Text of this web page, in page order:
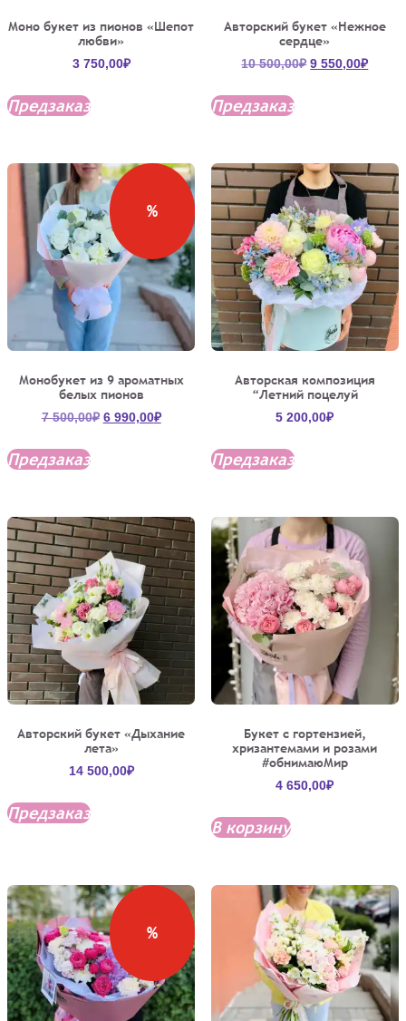
Моно букет из пионов «Шепот
любви»
3 750,00₽
Предзаказ
Авторский букет «Нежное
сердце»
10 500,00₽ 9 550,00₽
Предзаказ
%
Монобукет из 9 ароматных
белых пионов
7 500,00₽ Первоначальная
6 990,00₽Текущая
Предзаказ
Авторская композиция
“Летний поцелуй
5 200,00₽
Предзаказ
Авторский букет «Дыхание
лета»
14 500,00₽
Предзаказ
Букет с гортензией,
хризантемами и розами
#обнимаюМир
4 650,00₽
В корзину
%